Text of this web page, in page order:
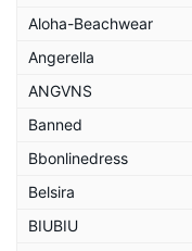
Aloha-Beachwear
Angerella
ANGVNS
Banned
Bbonlinedress
Belsira
BIUBIU